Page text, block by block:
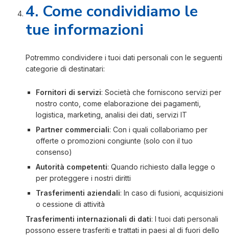
4. Come condividiamo le
tue informazioni
Potremmo condividere i tuoi dati personali con le seguenti
categorie di destinatari:
Fornitori di servizi: Società che forniscono servizi per
nostro conto, come elaborazione dei pagamenti,
logistica, marketing, analisi dei dati, servizi IT
Partner commerciali: Con i quali collaboriamo per
offerte o promozioni congiunte (solo con il tuo
consenso)
Autorità competenti: Quando richiesto dalla legge o
per proteggere i nostri diritti
Trasferimenti aziendali: In caso di fusioni, acquisizioni
o cessione di attività
Trasferimenti internazionali di dati: I tuoi dati personali
possono essere trasferiti e trattati in paesi al di fuori dello